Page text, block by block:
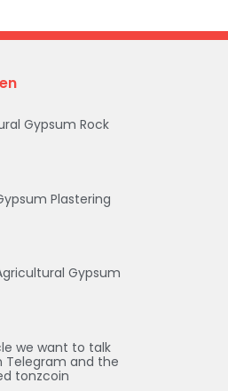
Gypsum Rock
Plastering
Gypsum
we want to talk
Telegram and the
tonzcoin